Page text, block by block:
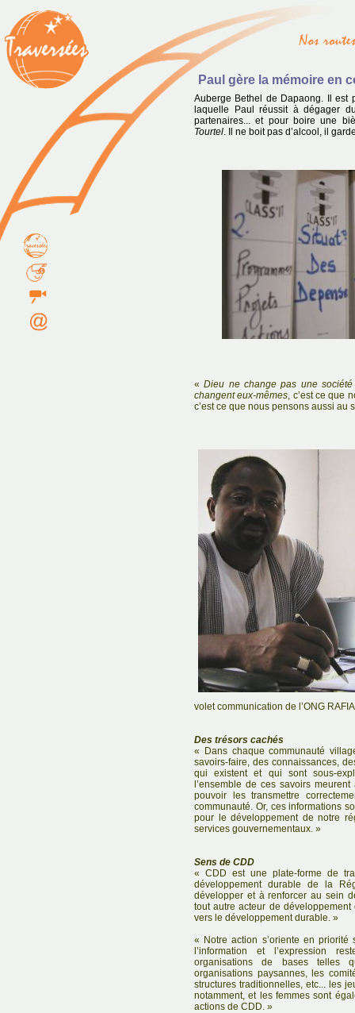
Paul gère la mémoire en
Auberge Bethel de Dapaong. Il est
laquelle Paul réussit à dégager
partenaires... et pour boire une
Tourtel. Il ne boit pas d’alcool, il
«Dieu ne change pas une
changent eux-mêmes, c’est ce que
c’est ce que nous pensons aussi au
volet communication de l’ONG
Des trésors cachés
« Dans chaque communauté
savoirs-faire, des connaissances,
qui existent et qui sont sous-
l’ensemble de ces savoirs
pouvoir les transmettre
communauté. Or, ces informations
pour le développement de notre
services gouvernementaux. »
Sens de CDD
« CDD est une plate-forme de
développement durable de la
développer et à renforcer au sein
tout autre acteur de
vers le développement durable. »
« Notre action s’oriente en priorité
l’information et l’expression
organisations de bases telles
organisations paysannes, les
structures traditionnelles, etc... les
notamment, et les femmes sont
actions de CDD. »